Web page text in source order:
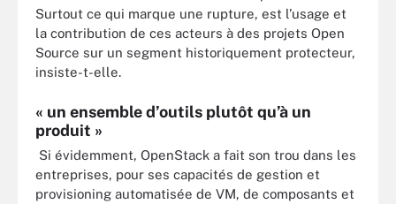
Surtout ce qui marque une rupture, est l’usage et
la contribution de ces acteurs à des projets Open
Source sur un segment historiquement protecteur,
insiste-t-elle.
« un ensemble d’outils plutôt qu’à un
produit »
Si évidemment, OpenStack a fait son trou dans les
entreprises, pour ses capacités de gestion et
provisioning automatisée de VM, de composants et